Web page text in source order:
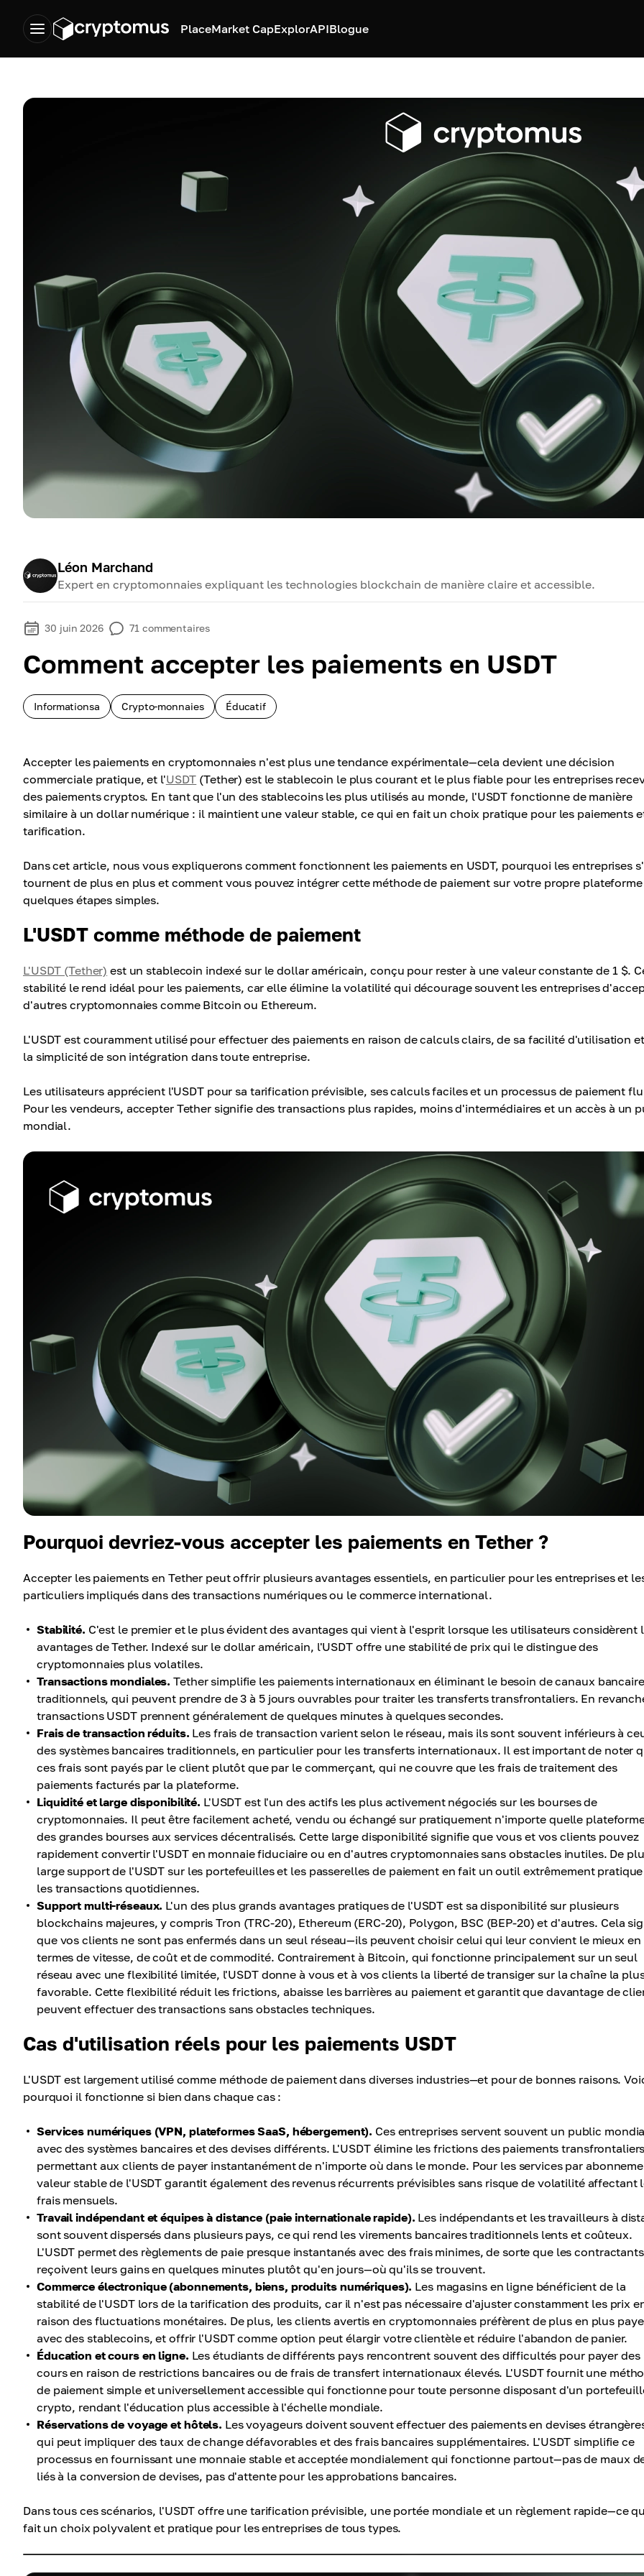
PlaceMarket CapExplorAPIBlogue
Léon Marchand
Expert en cryptomonnaies expliquant les technologies blockchain de manière claire et accessible.
30 juin 2026 71 commentaires
Comment accepter les paiements en USDT
Informationsa Crypto-monnaies Éducatif
Accepter les paiements en cryptomonnaies n'est plus une tendance expérimentale—cela devient une décision
commerciale pratique, et l'USDT (Tether) est le stablecoin le plus courant et le plus fiable pour les entreprises
des paiements cryptos. En tant que l'un des stablecoins les plus utilisés au monde, l'USDT fonctionne de manière
similaire à un dollar numérique : il maintient une valeur stable, ce qui en fait un choix pratique pour les paiements
tarification.
Dans cet article, nous vous expliquerons comment fonctionnent les paiements en USDT, pourquoi les entreprises
tournent de plus en plus et comment vous pouvez intégrer cette méthode de paiement sur votre propre
quelques étapes simples.
L'USDT comme méthode de paiement
L'USDT (Tether) est un stablecoin indexé sur le dollar américain, conçu pour rester à une valeur constante de 1 $.
stabilité le rend idéal pour les paiements, car elle élimine la volatilité qui décourage souvent les entreprises
d'autres cryptomonnaies comme Bitcoin ou Ethereum.
L'USDT est couramment utilisé pour effectuer des paiements en raison de calculs clairs, de sa facilité d'utilisation
la simplicité de son intégration dans toute entreprise.
Les utilisateurs apprécient l'USDT pour sa tarification prévisible, ses calculs faciles et un processus de paiement
Pour les vendeurs, accepter Tether signifie des transactions plus rapides, moins d'intermédiaires et un accès à un
mondial.
Pourquoi devriez-vous accepter les paiements en Tether ?
Accepter les paiements en Tether peut offrir plusieurs avantages essentiels, en particulier pour les entreprises et
particuliers impliqués dans des transactions numériques ou le commerce international.
Stabilité. C'est le premier et le plus évident des avantages qui vient à l'esprit lorsque les utilisateurs considèrent
avantages de Tether. Indexé sur le dollar américain, l'USDT offre une stabilité de prix qui le distingue des
cryptomonnaies plus volatiles.
Transactions mondiales. Tether simplifie les paiements internationaux en éliminant le besoin de canaux
traditionnels, qui peuvent prendre de 3 à 5 jours ouvrables pour traiter les transferts transfrontaliers. En
transactions USDT prennent généralement de quelques minutes à quelques secondes.
Frais de transaction réduits. Les frais de transaction varient selon le réseau, mais ils sont souvent inférieurs à
des systèmes bancaires traditionnels, en particulier pour les transferts internationaux. Il est important de noter
ces frais sont payés par le client plutôt que par le commerçant, qui ne couvre que les frais de traitement des
paiements facturés par la plateforme.
Liquidité et large disponibilité. L'USDT est l'un des actifs les plus activement négociés sur les bourses de
cryptomonnaies. Il peut être facilement acheté, vendu ou échangé sur pratiquement n'importe quelle
des grandes bourses aux services décentralisés. Cette large disponibilité signifie que vous et vos clients pouvez
rapidement convertir l'USDT en monnaie fiduciaire ou en d'autres cryptomonnaies sans obstacles inutiles. De
large support de l'USDT sur les portefeuilles et les passerelles de paiement en fait un outil extrêmement
les transactions quotidiennes.
Support multi-réseaux. L'un des plus grands avantages pratiques de l'USDT est sa disponibilité sur plusieurs
blockchains majeures, y compris Tron (TRC-20), Ethereum (ERC-20), Polygon, BSC (BEP-20) et d'autres. Cela
que vos clients ne sont pas enfermés dans un seul réseau—ils peuvent choisir celui qui leur convient le mieux en
termes de vitesse, de coût et de commodité. Contrairement à Bitcoin, qui fonctionne principalement sur un seul
réseau avec une flexibilité limitée, l'USDT donne à vous et à vos clients la liberté de transiger sur la chaîne la
favorable. Cette flexibilité réduit les frictions, abaisse les barrières au paiement et garantit que davantage de
peuvent effectuer des transactions sans obstacles techniques.
Cas d'utilisation réels pour les paiements USDT
L'USDT est largement utilisé comme méthode de paiement dans diverses industries—et pour de bonnes raisons.
pourquoi il fonctionne si bien dans chaque cas :
Services numériques (VPN, plateformes SaaS, hébergement). Ces entreprises servent souvent un public
avec des systèmes bancaires et des devises différents. L'USDT élimine les frictions des paiements
permettant aux clients de payer instantanément de n'importe où dans le monde. Pour les services par
valeur stable de l'USDT garantit également des revenus récurrents prévisibles sans risque de volatilité affectant
frais mensuels.
Travail indépendant et équipes à distance (paie internationale rapide). Les indépendants et les travailleurs à
sont souvent dispersés dans plusieurs pays, ce qui rend les virements bancaires traditionnels lents et coûteux.
L'USDT permet des règlements de paie presque instantanés avec des frais minimes, de sorte que les contractants
reçoivent leurs gains en quelques minutes plutôt qu'en jours—où qu'ils se trouvent.
Commerce électronique (abonnements, biens, produits numériques). Les magasins en ligne bénéficient de la
stabilité de l'USDT lors de la tarification des produits, car il n'est pas nécessaire d'ajuster constamment les prix
raison des fluctuations monétaires. De plus, les clients avertis en cryptomonnaies préfèrent de plus en plus
avec des stablecoins, et offrir l'USDT comme option peut élargir votre clientèle et réduire l'abandon de panier.
Éducation et cours en ligne. Les étudiants de différents pays rencontrent souvent des difficultés pour payer des
cours en raison de restrictions bancaires ou de frais de transfert internationaux élevés. L'USDT fournit une
de paiement simple et universellement accessible qui fonctionne pour toute personne disposant d'un
crypto, rendant l'éducation plus accessible à l'échelle mondiale.
Réservations de voyage et hôtels. Les voyageurs doivent souvent effectuer des paiements en devises
qui peut impliquer des taux de change défavorables et des frais bancaires supplémentaires. L'USDT simplifie ce
processus en fournissant une monnaie stable et acceptée mondialement qui fonctionne partout—pas de maux
liés à la conversion de devises, pas d'attente pour les approbations bancaires.
Dans tous ces scénarios, l'USDT offre une tarification prévisible, une portée mondiale et un règlement rapide—ce
fait un choix polyvalent et pratique pour les entreprises de tous types.